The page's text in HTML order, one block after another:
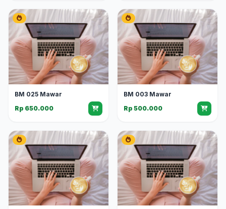
BM 025 Mawar
Rp 650.000
BM 003 Mawar
Rp 500.000